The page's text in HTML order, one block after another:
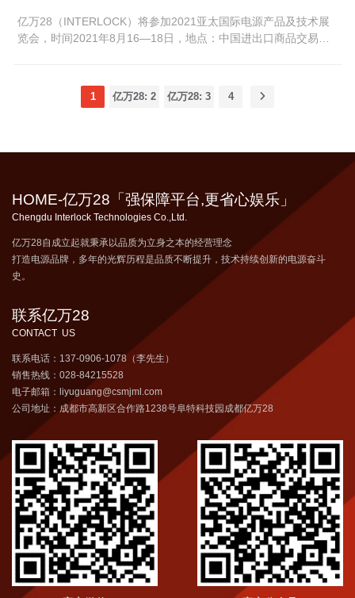
亿万28（INTERLOCK）将参加2021亚太国际电源产品及技术展
览会，时间2021年8月16—18日，地点：中国进出口商品交易会
1 亿万28: 2 亿万28: 3 4
HOME-亿万28「强保障平台,更省心娱乐」
Chengdu Interlock Technologies Co.,Ltd.
亿万28自成立起就秉承以品质为立身之本的经营理念
打造电源品牌，多年的光辉历程是品质不断提升，技术持续创新的电源奋斗
史。
联系亿万28
CONTACT US
联系电话：137-0906-1078（李先生）
销售热线：028-84215528
电子邮箱：liyuguang@csmjml.com
公司地址：成都市高新区合作路1238号阜特科技园成都亿万28